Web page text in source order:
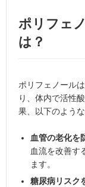
ポリフェ
は？
ポリフェノール
り、体内で活性
果、以下のよう
血管の老化を
血流を改善す
ます。
糖尿病リスク